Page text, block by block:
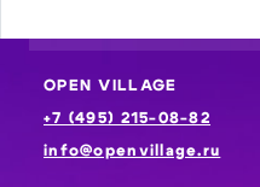
OPEN VILLAGE
+7 (495) 215-08-82
info@openvillage.ru